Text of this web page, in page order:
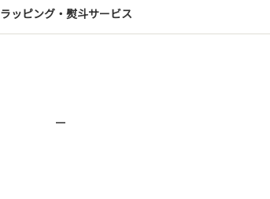
ラッピング・熨斗サービス